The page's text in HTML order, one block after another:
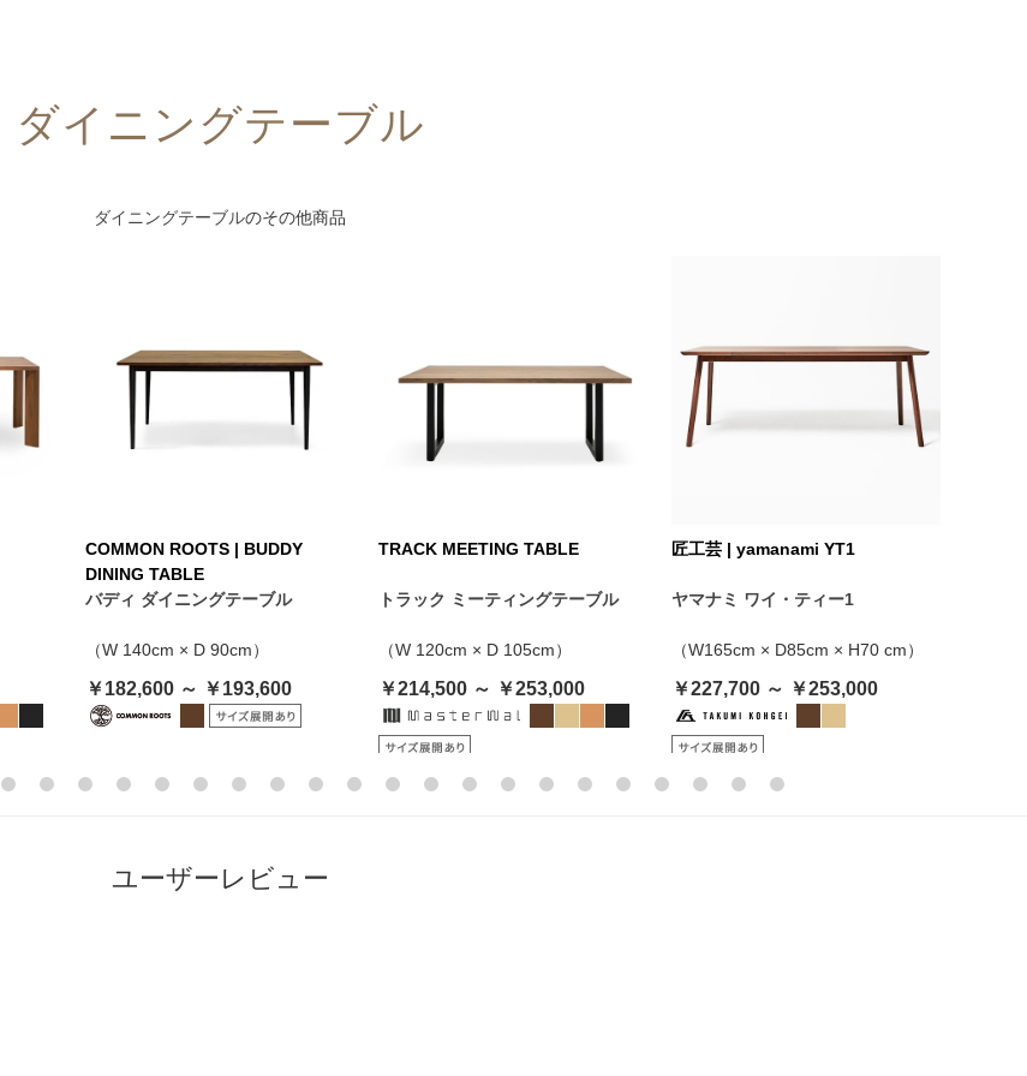
ダイニングテーブル
ダイニングテーブルのその他商品
COMMON ROOTS | BUDDY
DINING TABLE
バディ ダイニングテーブル
（W 140cm × D 90cm）
￥182,600 ～ ￥193,600
TRACK MEETING TABLE
トラック ミーティングテーブル
（W 120cm × D 105cm）
￥214,500 ～ ￥253,000
匠工芸 | yamanami YT1
ヤマナミ ワイ・ティー1
（W165cm × D85cm × H70 cm）
￥227,700 ～ ￥253,000
ユーザーレビュー